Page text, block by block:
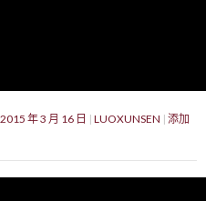
2015 年 3 月 16 日 LUOXUNSEN 添加